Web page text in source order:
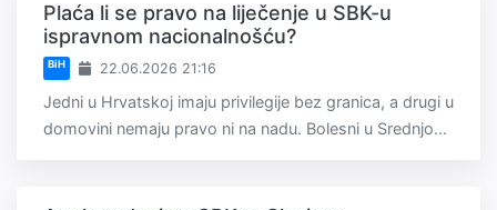
Plaća li se pravo na liječenje u SBK-u
ispravnom nacionalnošću?
BiH 22.06.2026 21:16
Jedni u Hrvatskoj imaju privilegije bez granica, a drugi u
domovini nemaju pravo ni na nadu. Bolesni u Srednjo...